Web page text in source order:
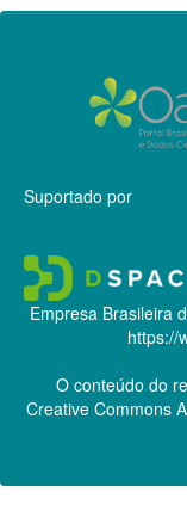
Suportado por
Empresa Brasileira
https://
O conteúdo do
Creative Commons